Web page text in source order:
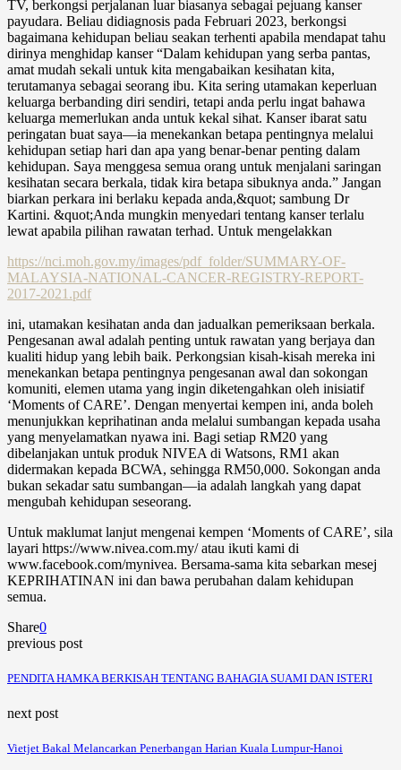
TV, berkongsi perjalanan luar biasanya sebagai pejuang kanser
payudara. Beliau didiagnosis pada Februari 2023, berkongsi
bagaimana kehidupan beliau seakan terhenti apabila mendapat tahu
dirinya menghidap kanser “Dalam kehidupan yang serba pantas,
amat mudah sekali untuk kita mengabaikan kesihatan kita,
terutamanya sebagai seorang ibu. Kita sering utamakan keperluan
keluarga berbanding diri sendiri, tetapi anda perlu ingat bahawa
keluarga memerlukan anda untuk kekal sihat. Kanser ibarat satu
peringatan buat saya—ia menekankan betapa pentingnya melalui
kehidupan setiap hari dan apa yang benar-benar penting dalam
kehidupan. Saya menggesa semua orang untuk menjalani saringan
kesihatan secara berkala, tidak kira betapa sibuknya anda.” Jangan
biarkan perkara ini berlaku kepada anda,&quot; sambung Dr
Kartini. &quot;Anda mungkin menyedari tentang kanser terlalu
lewat apabila pilihan rawatan terhad. Untuk mengelakkan
https://nci.moh.gov.my/images/pdf_folder/SUMMARY-OF-
MALAYSIA-NATIONAL-CANCER-REGISTRY-REPORT-
2017-2021.pdf
ini, utamakan kesihatan anda dan jadualkan pemeriksaan berkala.
Pengesanan awal adalah penting untuk rawatan yang berjaya dan
kualiti hidup yang lebih baik. Perkongsian kisah-kisah mereka ini
menekankan betapa pentingnya pengesanan awal dan sokongan
komuniti, elemen utama yang ingin diketengahkan oleh inisiatif
‘Moments of CARE’. Dengan menyertai kempen ini, anda boleh
menunjukkan keprihatinan anda melalui sumbangan kepada usaha
yang menyelamatkan nyawa ini. Bagi setiap RM20 yang
dibelanjakan untuk produk NIVEA di Watsons, RM1 akan
didermakan kepada BCWA, sehingga RM50,000. Sokongan anda
bukan sekadar satu sumbangan—ia adalah langkah yang dapat
mengubah kehidupan seseorang.
Untuk maklumat lanjut mengenai kempen ‘Moments of CARE’, sila
layari https://www.nivea.com.my/ atau ikuti kami di
www.facebook.com/mynivea. Bersama-sama kita sebarkan mesej
KEPRIHATINAN ini dan bawa perubahan dalam kehidupan
semua.
Share0
previous post
PENDITA HAMKA BERKISAH TENTANG BAHAGIA SUAMI DAN ISTERI
next post
Vietjet Bakal Melancarkan Penerbangan Harian Kuala Lumpur-Hanoi